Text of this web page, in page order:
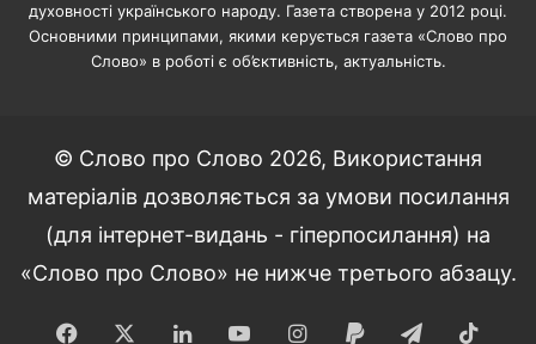
духовності українського народу. Газета створена у 2012 році.
Основними принципами, якими керується газета «Слово про
Слово» в роботі є об’єктивність, актуальність.
© Слово про Слово 2026, Використання
матеріалів дозволяється за умови посилання
(для інтернет-видань - гіперпосилання) на
«Слово про Слово» не нижче третього абзацу.
Facebook LinkedInYouTubeInstagram
Paypal Telegram